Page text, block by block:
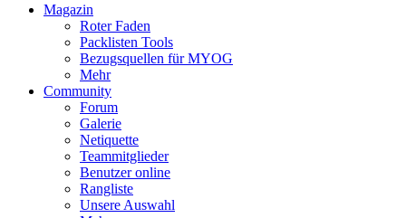
Magazin
Roter Faden
Packlisten Tools
Bezugsquellen für MYOG
Mehr
Community
Forum
Galerie
Netiquette
Teammitglieder
Benutzer online
Rangliste
Unsere Auswahl